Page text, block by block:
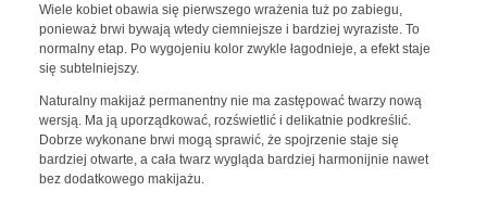
Wiele kobiet obawia się pierwszego wrażenia tuż po zabiegu,
ponieważ brwi bywają wtedy ciemniejsze i bardziej wyraziste. To
normalny etap. Po wygojeniu kolor zwykle łagodnieje, a efekt staje
się subtelniejszy.
Naturalny makijaż permanentny nie ma zastępować twarzy nową
wersją. Ma ją uporządkować, rozświetlić i delikatnie podkreślić.
Dobrze wykonane brwi mogą sprawić, że spojrzenie staje się
bardziej otwarte, a cała twarz wygląda bardziej harmonijnie nawet
bez dodatkowego makijażu.